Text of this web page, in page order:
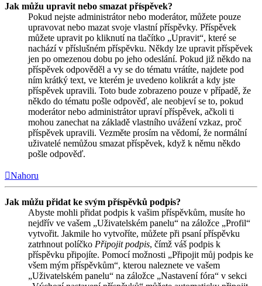
Jak můžu upravit nebo smazat příspěvek?
Pokud nejste administrátor nebo moderátor, můžete pouze
upravovat nebo mazat svoje vlastní příspěvky. Příspěvek
můžete upravit po kliknutí na tlačítko „Upravit“, které se
nachází v příslušném příspěvku. Někdy lze upravit příspěvek
jen po omezenou dobu po jeho odeslání. Pokud již někdo na
příspěvek odpověděl a vy se do tématu vrátíte, najdete pod
ním krátký text, ve kterém je uvedeno kolikrát a kdy jste
příspěvek upravili. Toto bude zobrazeno pouze v případě, že
někdo do tématu pošle odpověď, ale neobjeví se to, pokud
moderátor nebo administrátor upraví příspěvek, ačkoli ti
mohou zanechat na základě vlastního uvážení vzkaz, proč
příspěvek upravili. Vezměte prosím na vědomí, že normální
uživatelé nemůžou smazat příspěvek, když k němu někdo
pošle odpověď.
Nahoru
Jak můžu přidat ke svým příspěvků podpis?
Abyste mohli přidat podpis k vašim příspěvkům, musíte ho
nejdřív ve vašem „Uživatelském panelu“ na záložce „Profil“
vytvořit. Jakmile ho vytvoříte, můžete při psaní příspěvku
zatrhnout políčko Připojit podpis, čímž váš podpis k
příspěvku připojíte. Pomocí možnosti „Připojit můj podpis ke
všem mým příspěvkům“, kterou naleznete ve vašem
„Uživatelském panelu“ na záložce „Nastavení fóra“ v sekci